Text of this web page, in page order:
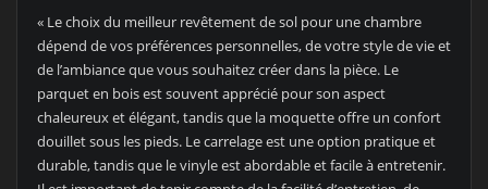
« Le choix du meilleur revêtement de sol pour une chambre
dépend de vos préférences personnelles, de votre style de vie et
de l’ambiance que vous souhaitez créer dans la pièce. Le
parquet en bois est souvent apprécié pour son aspect
chaleureux et élégant, tandis que la moquette offre un confort
douillet sous les pieds. Le carrelage est une option pratique et
durable, tandis que le vinyle est abordable et facile à entretenir.